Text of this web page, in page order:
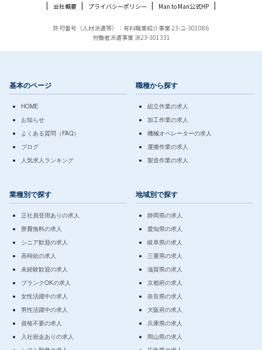
会社概要 プライバシーポリシー Man to Man公式HP
許可番号（人材派遣等）：有料職業紹介事業 23-ユ-301086
労働者派遣事業 派23-301331
基本のページ
HOME
お知らせ
よくある質問（FAQ）
ブログ
人気求人ランキング
職種から探す
組立作業の求人
加工作業の求人
機械オペレーターの求人
運搬作業の求人
製造作業の求人
業種別で探す
正社員登用ありの求人
寮費無料の求人
シニア歓迎の求人
高時給の求人
未経験歓迎の求人
ブランクOKの求人
女性活躍中の求人
男性活躍中の求人
資格不要の求人
入社祝金ありの求人
地域別で探す
静岡県の求人
愛知県の求人
岐阜県の求人
三重県の求人
滋賀県の求人
京都府の求人
奈良県の求人
大阪府の求人
兵庫県の求人
岡山県の求人